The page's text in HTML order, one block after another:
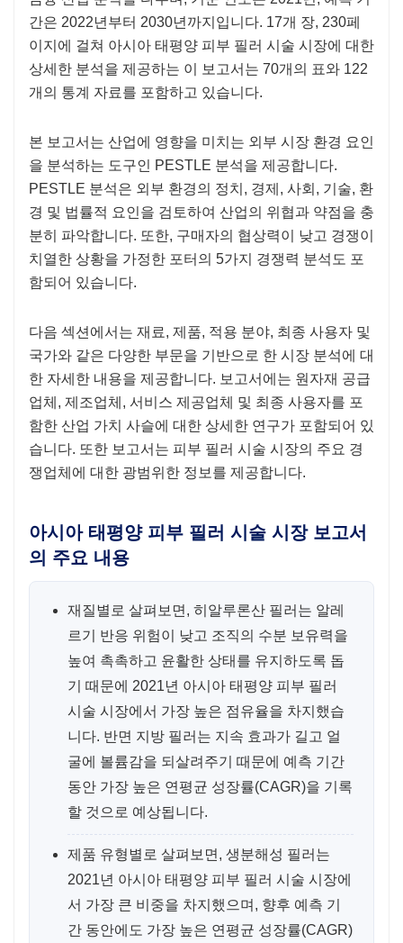
간은 2022년부터 2030년까지입니다. 17개 장, 230페
이지에 걸쳐 아시아 태평양 피부 필러 시술 시장에 대한
상세한 분석을 제공하는 이 보고서는 70개의 표와 122
개의 통계 자료를 포함하고 있습니다.
본 보고서는 산업에 영향을 미치는 외부 시장 환경 요인
을 분석하는 도구인 PESTLE 분석을 제공합니다.
PESTLE 분석은 외부 환경의 정치, 경제, 사회, 기술, 환
경 및 법률적 요인을 검토하여 산업의 위협과 약점을 충
분히 파악합니다. 또한, 구매자의 협상력이 낮고 경쟁이
치열한 상황을 가정한 포터의 5가지 경쟁력 분석도 포
함되어 있습니다.
다음 섹션에서는 재료, 제품, 적용 분야, 최종 사용자 및
국가와 같은 다양한 부문을 기반으로 한 시장 분석에 대
한 자세한 내용을 제공합니다. 보고서에는 원자재 공급
업체, 제조업체, 서비스 제공업체 및 최종 사용자를 포
함한 산업 가치 사슬에 대한 상세한 연구가 포함되어 있
습니다. 또한 보고서는 피부 필러 시술 시장의 주요 경
쟁업체에 대한 광범위한 정보를 제공합니다.
아시아 태평양 피부 필러 시술 시장 보고서
의 주요 내용
재질별로 살펴보면, 히알루론산 필러는 알레
르기 반응 위험이 낮고 조직의 수분 보유력을
높여 촉촉하고 윤활한 상태를 유지하도록 돕
기 때문에 2021년 아시아 태평양 피부 필러
시술 시장에서 가장 높은 점유율을 차지했습
니다. 반면 지방 필러는 지속 효과가 길고 얼
굴에 볼륨감을 되살려주기 때문에 예측 기간
동안 가장 높은 연평균 성장률(CAGR)을 기록
할 것으로 예상됩니다.
제품 유형별로 살펴보면, 생분해성 필러는
2021년 아시아 태평양 피부 필러 시술 시장에
서 가장 큰 비중을 차지했으며, 향후 예측 기
간 동안에도 가장 높은 연평균 성장률(CAGR)